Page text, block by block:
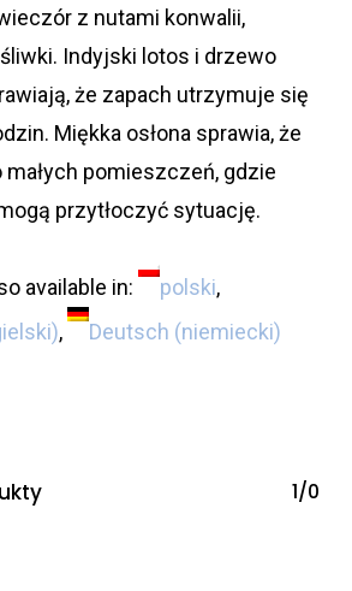
z nutami konwalii,
Indyjski lotos i drzewo
że zapach utrzymuje się
Miękka osłona sprawia, że
małych pomieszczeń, gdzie
przytłoczyć sytuację.
available in:
polski
) Deutsch (niemiecki)
1/0